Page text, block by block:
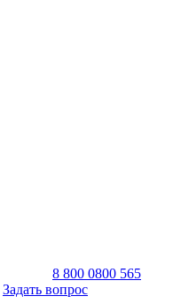
8 800 0800 565
Задать вопрос